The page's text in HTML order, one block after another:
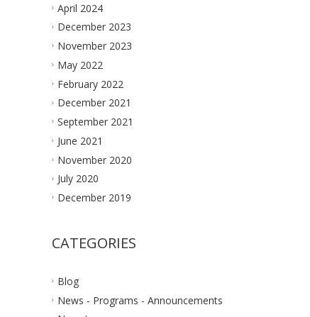
April 2024
December 2023
November 2023
May 2022
February 2022
December 2021
September 2021
June 2021
November 2020
July 2020
December 2019
CATEGORIES
Blog
News - Programs - Announcements